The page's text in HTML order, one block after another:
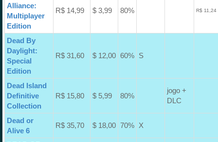
Alliance:
Multiplayer
Edition
R$ 14,99 $ 3,99 80% R$
Dead By
Daylight:
Special
Edition
R$ 31,60 $ 12,00 60% S
Dead Island
Definitive
Collection
R$ 15,80 $ 5,99 80%
jogo +
DLC
Dead or
Alive 6
R$ 35,70 $ 18,00 70% X